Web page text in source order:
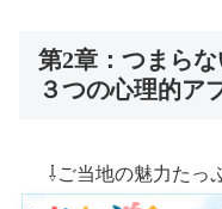
第2章：つまら
３つの心理的ア
⇩ご当地の魅力たっ